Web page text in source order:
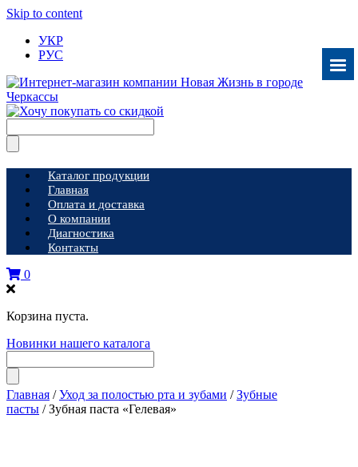
Skip to content
УКР
РУС
Каталог продукции
Главная
Оплата и доставка
О компании
Диагностика
Контакты
0
Корзина пуста.
Новинки нашего каталога
Главная /Уход за полостью рта и зубами /Зубные
пасты / Зубная паста «Гелевая»